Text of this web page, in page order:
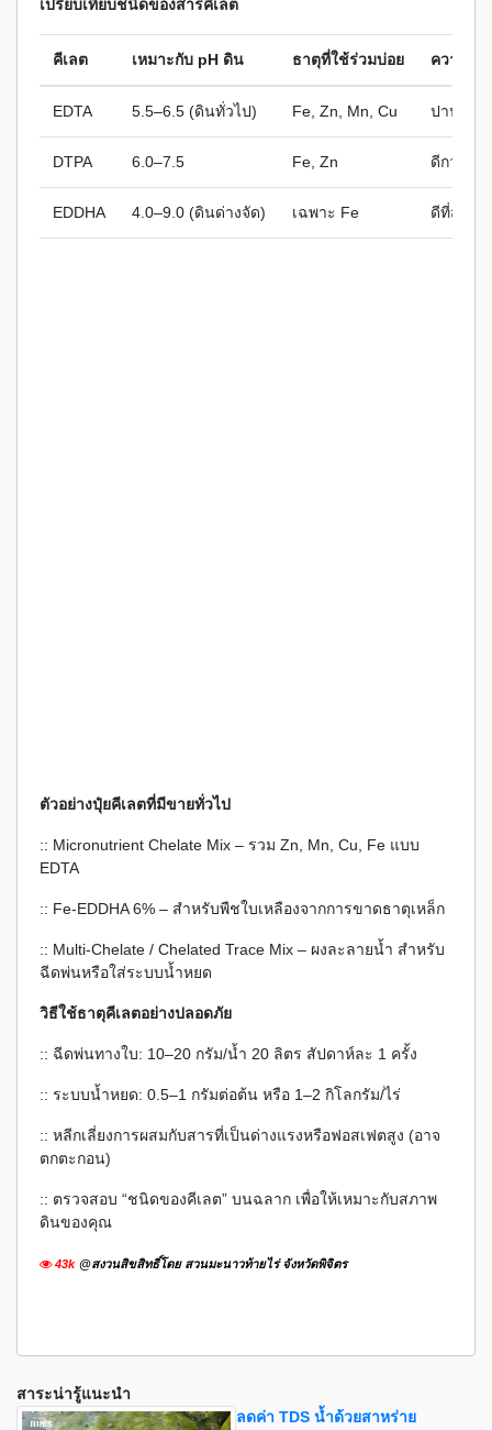
เปรียบเทียบชนิดของสารคีเลต
คีเลต เหมาะกับ pH ดิน ธาตุที่ใช้ร่วมบ่อย ความเส
EDTA 5.5–6.5 (ดินทั่วไป) Fe, Zn, Mn, Cu ปานกลา
DTPA 6.0–7.5 Fe, Zn ดีกว่า
EDDHA 4.0–9.0 (ดินด่างจัด) เฉพาะ Fe ดีที่สุดส
ตัวอย่างปุ๋ยคีเลตที่มีขายทั่วไป
:: Micronutrient Chelate Mix – รวม Zn, Mn, Cu, Fe แบบ
EDTA
:: Fe-EDDHA 6% – สำหรับพืชใบเหลืองจากการขาดธาตุเหล็ก
:: Multi-Chelate / Chelated Trace Mix – ผงละลายน้ำ สำหรับ
ฉีดพ่นหรือใส่ระบบน้ำหยด
วิธีใช้ธาตุคีเลตอย่างปลอดภัย
:: ฉีดพ่นทางใบ: 10–20 กรัม/น้ำ 20 ลิตร สัปดาห์ละ 1 ครั้ง
:: ระบบน้ำหยด: 0.5–1 กรัมต่อต้น หรือ 1–2 กิโลกรัม/ไร่
:: หลีกเลี่ยงการผสมกับสารที่เป็นด่างแรงหรือฟอสเฟตสูง (อาจ
ตกตะกอน)
:: ตรวจสอบ “ชนิดของคีเลต” บนฉลาก เพื่อให้เหมาะกับสภาพ
ดินของคุณ
43k @สงวนสิขสิทธิ์โดย สวนมะนาวท้ายไร่ จังหวัดพิจิตร
สาระน่ารู้แนะนำ
ลดค่า TDS น้ำด้วยสาหร่าย